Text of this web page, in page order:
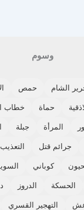
حمص الأكراد
حماة خطاب الكراهية
جبلة اختفاء
قتل التعذيب أطفال
كوباني السويداء
الدروز دير الزور
القسري